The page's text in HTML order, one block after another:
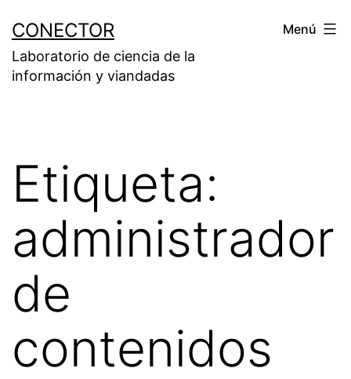
contenido
CONECTOR
Laboratorio de ciencia de la
información y viandadas
Menú
Etiqueta:
administrador
de
contenidos